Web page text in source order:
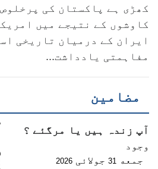
کھڑی ہے پاکستان کی
کاوشوں کے نتیجے میں
ایران کے درمیان تاریخی
مفاہمتی یادداشت...
مضامین
آپ زندہ ہیں یا مرگئے ؟
وجود
جمعه 31 جولائی 2026